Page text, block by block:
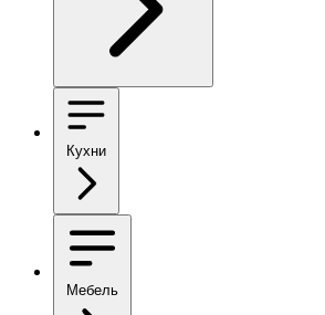
Кухни
Мебель